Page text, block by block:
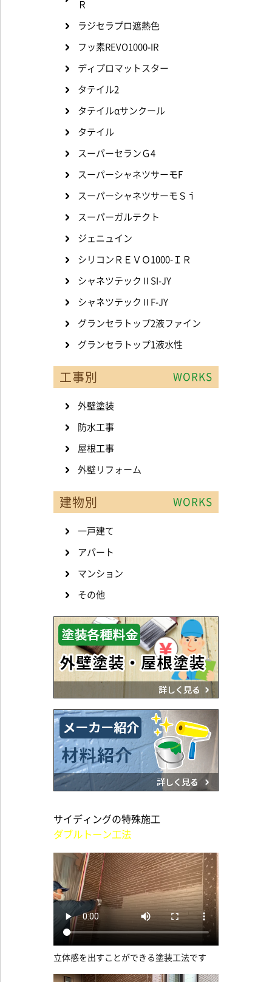
Ｒ
ラジセラプロ遮熱色
フッ素REVO1000-IR
ディプロマットスター
タテイル2
タテイルαサンクール
タテイル
スーパーセランＧ4
スーパーシャネツサーモF
スーパーシャネツサーモＳｉ
スーパーガルテクト
ジェニュイン
シリコンＲＥＶＯ1000-ＩＲ
シャネツテックⅡSI-JY
シャネツテックⅡF-JY
グランセラトップ2液ファイン
グランセラトップ1液水性
工事別 WORKS
外壁塗装
防水工事
屋根工事
外壁リフォーム
建物別 WORKS
一戸建て
アパート
マンション
その他
サイディングの特殊施工
ダブルトーン工法
立体感を出すことができる塗装工法です